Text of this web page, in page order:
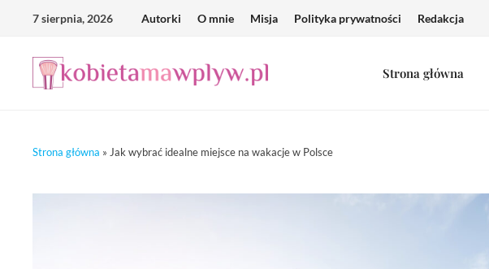
content
7 sierpnia, 2026 Autorki O mnie Misja Polityka prywatności Redakcja
Strona główna
Strona główna » Jak wybrać idealne miejsce na wakacje w Polsce